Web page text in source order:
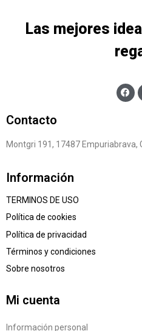
Las mejores
Contacto
Montgri 191, 17487 Empuriabrava,
Información
TERMINOS DE USO
Política de cookies
Política de privacidad
Términos y condiciones
Sobre nosotros
Mi cuenta
Información personal